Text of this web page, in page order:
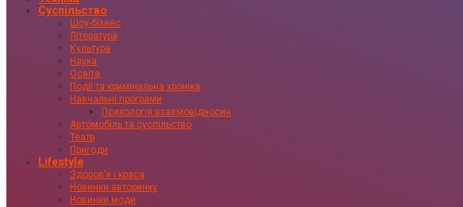
Суспільство
Шоу-бізнес
Література
Культура
Наука
Освіта
Події та кримінальна хроніка
Навчальні програми
Психологія взаємовідносин
Автомобіль та суспільство
Театр
Пригоди
Lifestyle
Здоровʼя і краса
Новинки авторинку
Новинки моди